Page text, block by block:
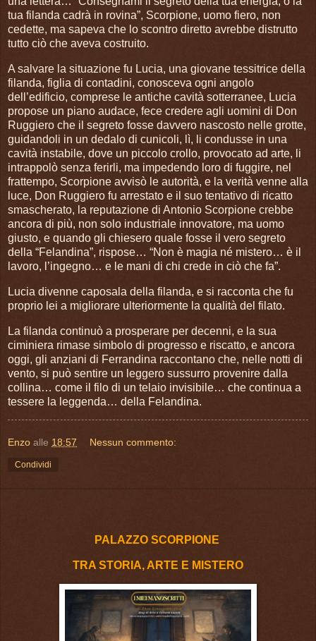
tua filanda cadrà in rovina”, Scorpione, uomo fiero, non
cedette, ma sapeva che lo scontro diretto avrebbe distrutto
tutto ciò che aveva costruito.
A salvare la situazione fu Lucia, una giovane tessitrice della
filanda, figlia di contadini, conosceva ogni angolo
dell’edificio, comprese le antiche cavità sotterranee, Lucia
propose un piano audace, fece credere agli uomini di Don
Ruggiero che il segreto fosse davvero nascosto nelle grotte,
guidandoli in un dedalo di cunicoli, lì, li condusse in una
cavità instabile, dove un piccolo crollo, provocato ad arte, li
intrappolò senza ferirli, ma impedendo loro di fuggire, nel
frattempo, Scorpione avvisò le autorità, e la verità venne alla
luce, Don Ruggiero fu arrestato e il suo tentativo di ricatto
smascherato, la reputazione di Antonio Scorpione crebbe
ancora di più, non solo industriale innovatore, ma uomo
giusto, e quando gli chiesero quale fosse il vero segreto
della “Felandina”, rispose… “Non è magia né mistero… è il
lavoro, l’ingegno… e le mani di chi crede in ciò che fa”.
Lucia divenne caposala della filanda, e si racconta che fu
proprio lei a migliorare ulteriormente la qualità del filato.
La filanda continuò a prosperare per decenni, e la sua
ciminiera rimase simbolo di progresso e riscatto, e ancora
oggi, gli anziani di Ferrandina raccontano che, nelle notti di
vento, si può sentire un leggero sussurro provenire dalla
collina… come il filo di un telaio invisibile… che continua a
tessere la leggenda… della Felandina.
Enzo alle 18:57 Nessun commento:
Condividi
PALAZZO SCORPIONE
TRA STORIA, ARTE E MISTERO